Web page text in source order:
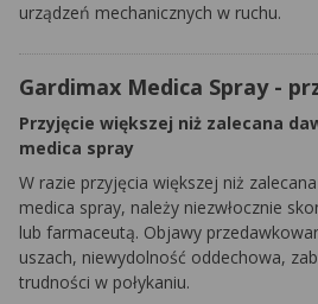
urządzeń mechanicznych w ruchu.
Gardimax Medica Spray -
Przyjęcie większej niż zalecana
medica spray
W razie przyjęcia większej niż
medica spray, należy niezwłocznie
lub farmaceutą. Objawy
uszach, niewydolność oddechowa,
trudności w połykaniu.